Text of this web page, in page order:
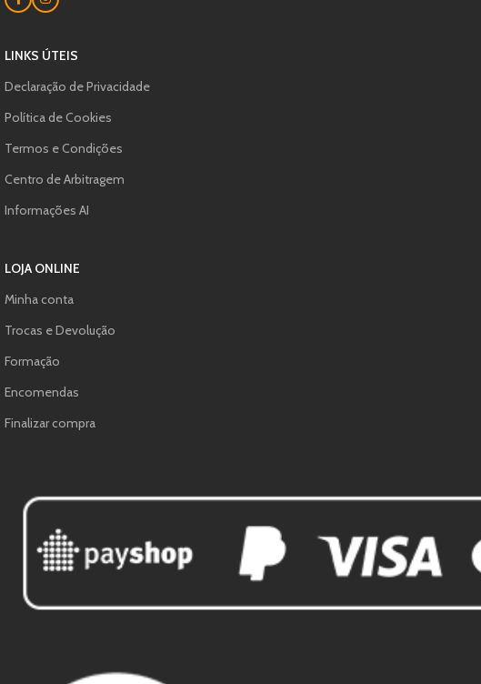
LINKS ÚTEIS
Declaração de Privacidade
Política de Cookies
Termos e Condições
Centro de Arbitragem
Informações AI
LOJA ONLINE
Minha conta
Trocas e Devolução
Formação
Encomendas
Finalizar compra